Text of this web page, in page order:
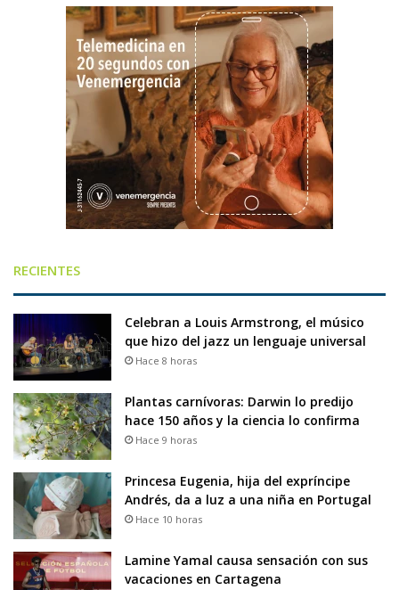
RECIENTES
Celebran a Louis Armstrong, el músico
que hizo del jazz un lenguaje universal
Hace 8 horas
Plantas carnívoras: Darwin lo predijo
hace 150 años y la ciencia lo confirma
Hace 9 horas
Princesa Eugenia, hija del expríncipe
Andrés, da a luz a una niña en Portugal
Hace 10 horas
Lamine Yamal causa sensación con sus
vacaciones en Cartagena